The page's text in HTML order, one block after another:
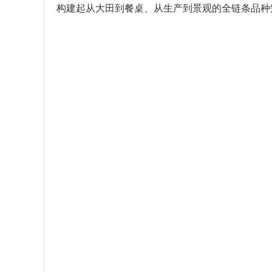
构建起从大田到餐桌、从生产到景观的全链条品